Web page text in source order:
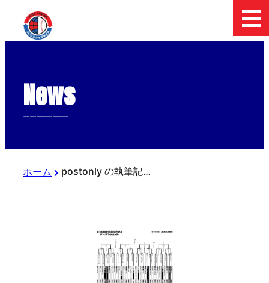
News
--------------
ホーム postonly の執筆記事